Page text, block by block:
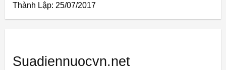
Thành Lập: 25/07/2017
Suadiennuocvn.net